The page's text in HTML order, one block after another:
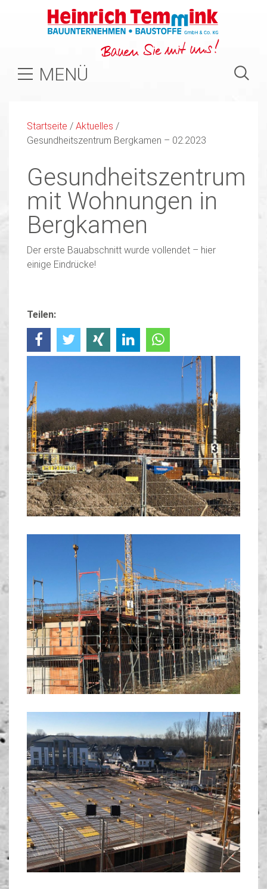
MENÜ
Startseite / Aktuelles /
Gesundheitszentrum Bergkamen – 02.2023
Gesundheitszentrum
mit Wohnungen in
Bergkamen
Der erste Bauabschnitt wurde vollendet – hier
einige Eindrücke!
Teilen: